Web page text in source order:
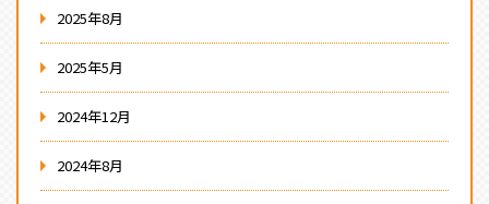
2025年8月
2025年5月
2024年12月
2024年8月